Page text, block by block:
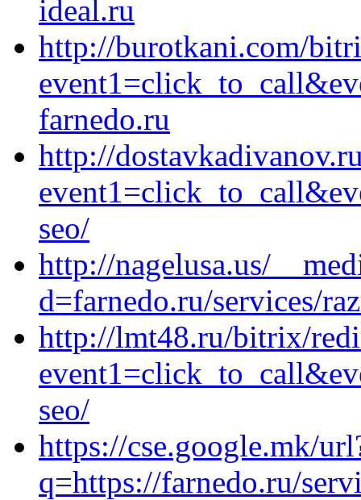
ideal.ru
http://burotkani.com/
farnedo.ru
http://
seo/
http://nagelusa.us/
d=farnedo.ru/services/
http://lmt48.ru/bitrix/
seo/
https://cse.google.mk/
q=https://farnedo.ru/